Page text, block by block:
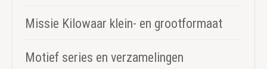
Missie Kilowaar klein- en grootformaat
Motief series en verzamelingen